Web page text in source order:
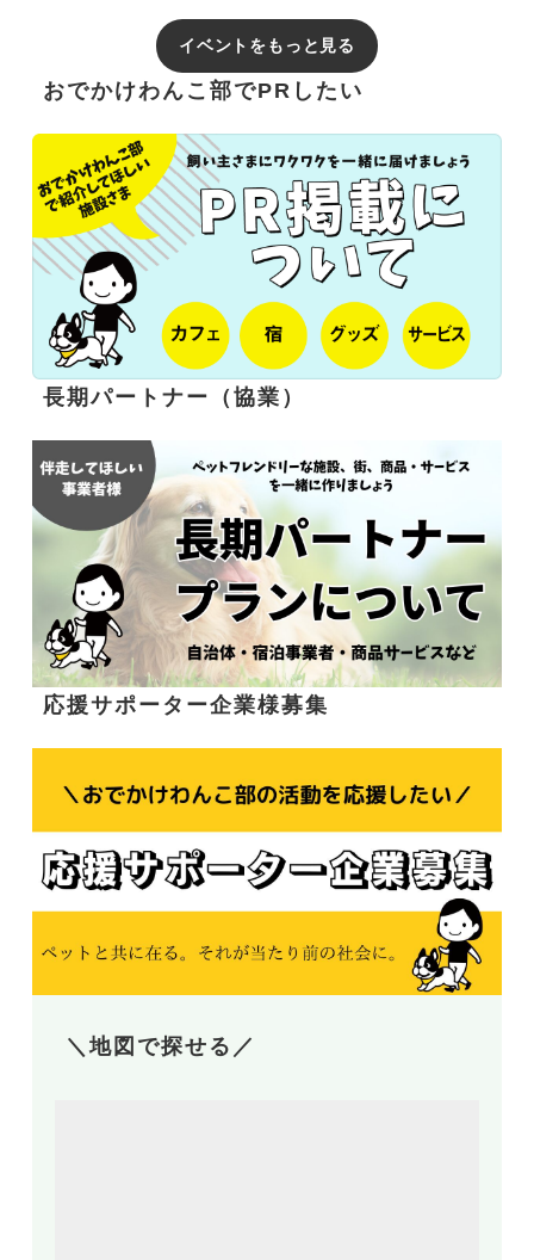
イベントをもっと見る
おでかけわんこ部でPRしたい
長期パートナー（協業）
応援サポーター企業様募集
＼地図で探せる／